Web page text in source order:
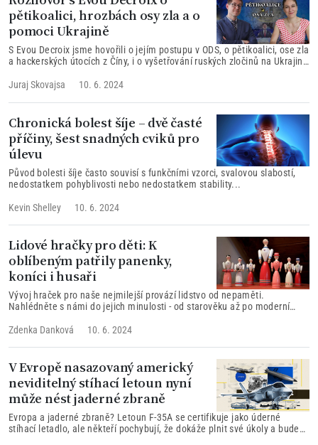
pětikoalici, hrozbách osy zla a o
pomoci Ukrajině
S Evou Decroix jsme hovořili o jejím postupu v ODS, o pětikoalici, ose zla
a hackerských útocích z Číny, i o vyšetřování ruských zločinů na Ukrajině
Juraj Skovajsa
10. 6. 2024
Chronická bolest šíje – dvě časté
příčiny, šest snadných cviků pro
úlevu
Původ bolesti šíje často souvisí s funkčními vzorci, svalovou slabostí,
nedostatkem pohyblivosti nebo nedostatkem stability...
Kevin Shelley 10. 6. 2024
Lidové hračky pro děti: K
oblíbeným patřily panenky,
koníci i husaři
Vývoj hraček pro naše nejmilejší provází lidstvo od nepaměti.
Nahlédněte s námi do jejich minulosti - od starověku až po moderní
Zdenka Danková
10. 6. 2024
V Evropě nasazovaný americký
neviditelný stíhací letoun nyní
může nést jaderné zbraně
Evropa a jaderné zbraně? Letoun F-35A se certifikuje jako úderné
stíhací letadlo, ale někteří pochybují, že dokáže plnit své úkoly a bude